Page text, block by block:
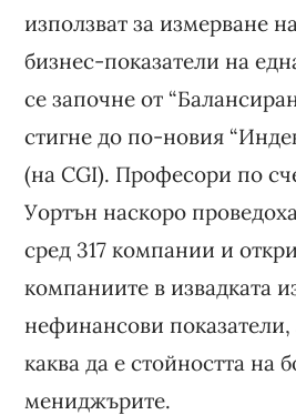
използват за измерване
бизнес-показатели на
се започне от
стигне до по-новия
(на CGI). Професори по
Уортън наскоро
сред 317 компании и
компаниите в извадката
нефинансови показатели,
каква да е стойността на
мениджърите.